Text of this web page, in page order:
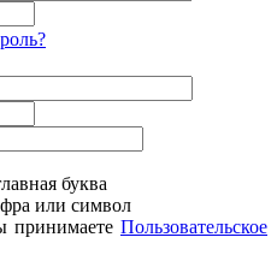
буква
или символ
принимаете Пользовательское